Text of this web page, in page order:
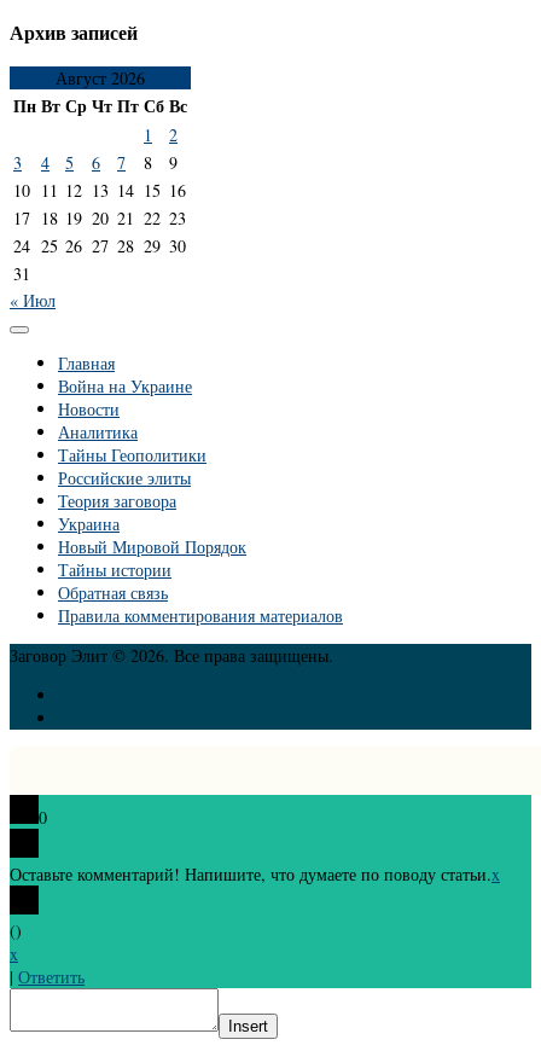
Архив записей
Август 2026
ПнВтСрЧтПтСбВс
1
2
3
4 5 6 7 8
9
10 11 12 13 14 15 16
17 18 19 20 21 22 23
24 25 26 27 28 29 30
31
« Июл
Главная
Война на Украине
Новости
Аналитика
Тайны Геополитики
Российские элиты
Теория заговора
Украина
Новый Мировой Порядок
Тайны истории
Обратная связь
Правила комментирования материалов
Заговор Элит © 2026. Все права защищены.
0
Оставьте комментарий! Напишите, что думаете по поводу статьи.x
()
x
| Ответить
Insert